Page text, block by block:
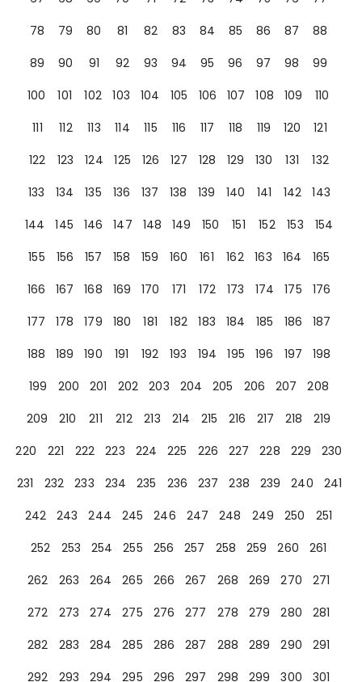
78
79 80 81 82 83 84 85 86 87
88
89
90 91 92 93 94 95 96 97 98
99
100
101 102 103 104 105 106 107 108 109
110
111
112 113 114 115 116 117 118 119 120
121
122
123 124 125 126 127 128 129 130 131
132
133
134 135 136 137 138 139 140 141 142
143
144
145 146 147 148 149 150 151 152 153
154
155
156 157 158 159 160 161 162 163 164
165
166
167 168 169 170 171 172 173 174 175
176
177
178 179 180 181 182 183 184 185 186
187
188
189 190 191 192 193 194 195 196 197
198
199
200 201 202 203 204 205 206 207
208
209
210 211 212 213 214 215 216 217 218
219
220
221 222 223 224 225 226 227 228 229
230
231
232 233 234 235 236 237 238 239 240
241
242
243 244 245 246 247 248 249 250
251
252
253 254 255 256 257 258 259 260
261
262
263 264 265 266 267 268 269 270
271
272
273 274 275 276 277 278 279 280
281
282
283 284 285 286 287 288 289 290
291
292
293 294 295 296 297 298 299 300 301